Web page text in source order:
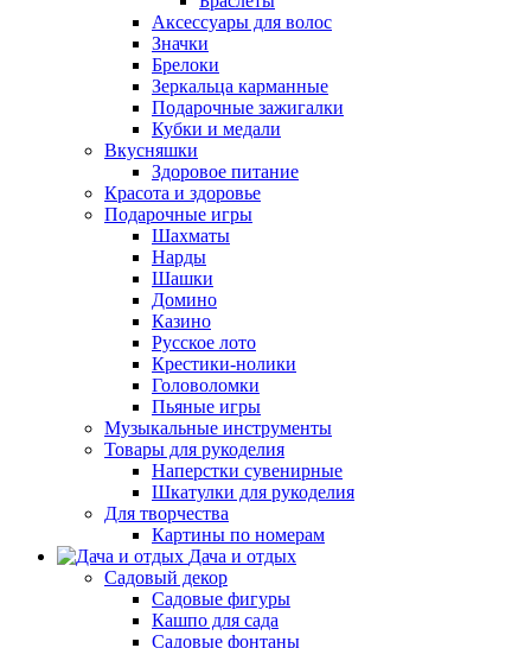
Аксессуары для волос
Значки
Брелоки
Зеркальца карманные
Подарочные зажигалки
Кубки и медали
Вкусняшки
Здоровое питание
Красота и здоровье
Подарочные игры
Шахматы
Нарды
Шашки
Домино
Казино
Русское лото
Крестики-нолики
Головоломки
Пьяные игры
Музыкальные инструменты
Товары для рукоделия
Наперстки сувенирные
Шкатулки для рукоделия
Для творчества
Картины по номерам
Дача и отдых
Садовый декор
Садовые фигуры
Кашпо для сада
Садовые фонтаны